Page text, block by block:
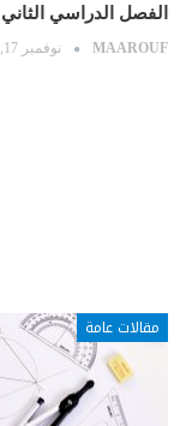
الفصل الدراسي الثاني
MAAROUF نوفمبر 17, 2021
مقالات عامة